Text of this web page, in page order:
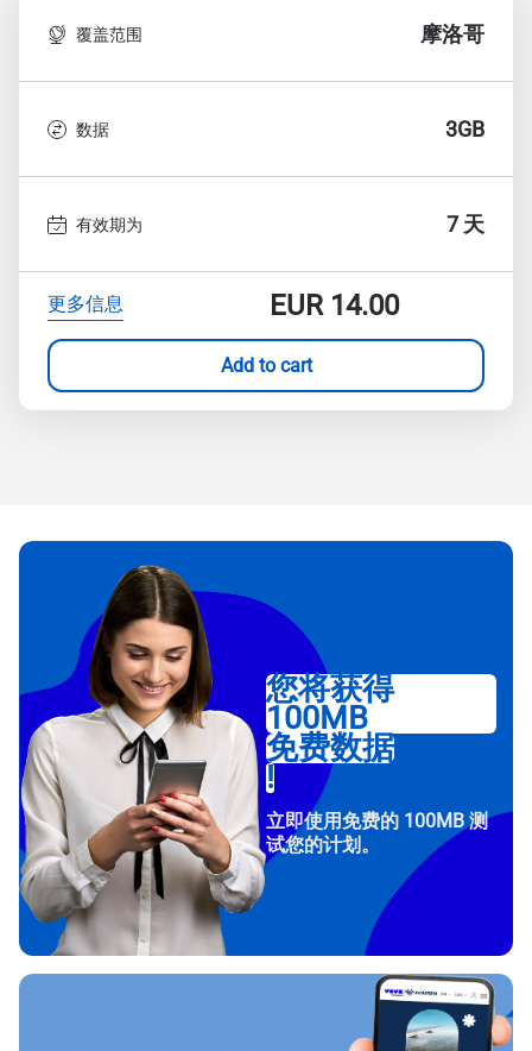
覆盖范围 摩洛哥
数据 3GB
有效期为 7 天
更多信息 EUR14.00
Add to cart
您将获得
100MB
免费数据
!
立即使用免费的 100MB 测
试您的计划。